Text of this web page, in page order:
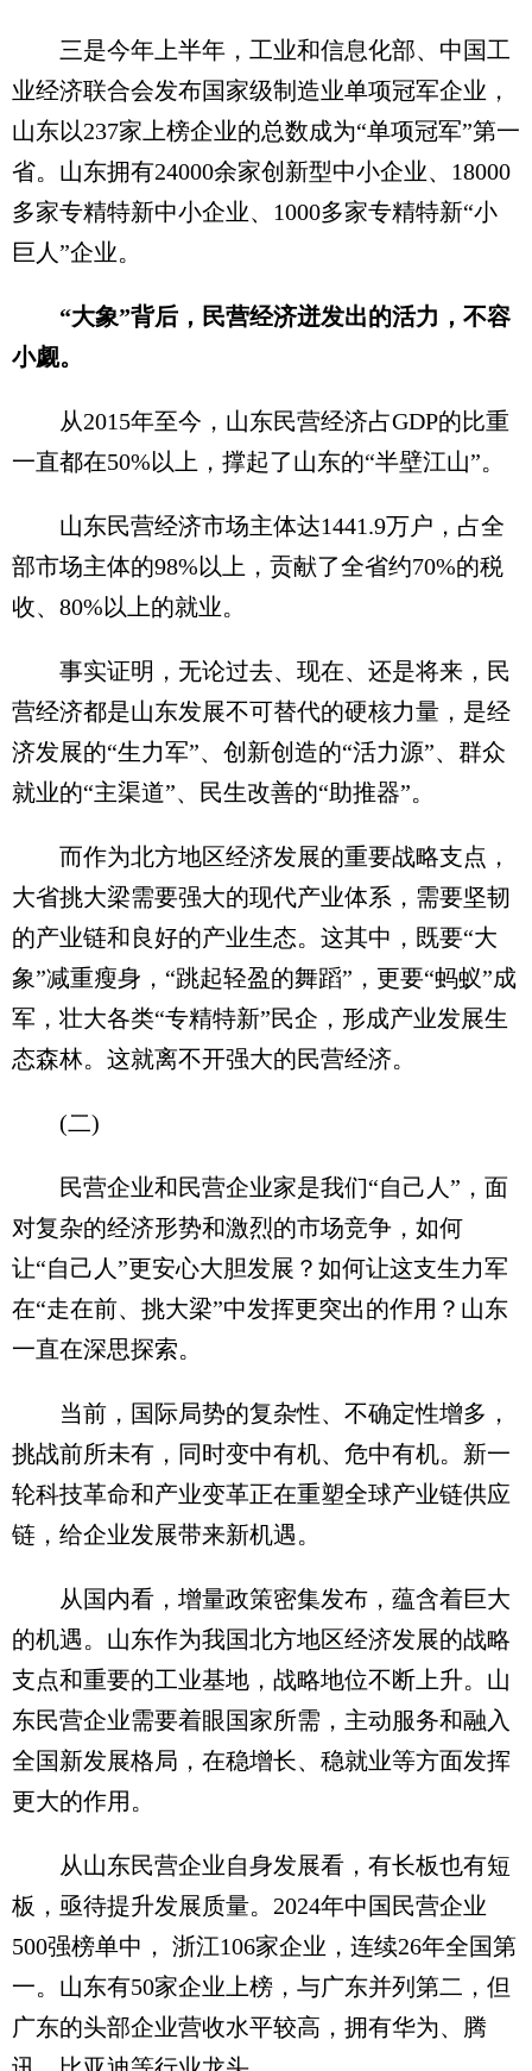
三是今年上半年，工业和信息化部、中国工
业经济联合会发布国家级制造业单项冠军企业，
山东以237家上榜企业的总数成为“单项冠军”第一
省。山东拥有24000余家创新型中小企业、18000
多家专精特新中小企业、1000多家专精特新“小
巨人”企业。
“大象”背后，民营经济迸发出的活力，不容
小觑。
从2015年至今，山东民营经济占GDP的比重
一直都在50%以上，撑起了山东的“半壁江山”。
山东民营经济市场主体达1441.9万户，占全
部市场主体的98%以上，贡献了全省约70%的税
收、80%以上的就业。
事实证明，无论过去、现在、还是将来，民
营经济都是山东发展不可替代的硬核力量，是经
济发展的“生力军”、创新创造的“活力源”、群众
就业的“主渠道”、民生改善的“助推器”。
而作为北方地区经济发展的重要战略支点，
大省挑大梁需要强大的现代产业体系，需要坚韧
的产业链和良好的产业生态。这其中，既要“大
象”减重瘦身，“跳起轻盈的舞蹈”，更要“蚂蚁”成
军，壮大各类“专精特新”民企，形成产业发展生
态森林。这就离不开强大的民营经济。
(二)
民营企业和民营企业家是我们“自己人”，面
对复杂的经济形势和激烈的市场竞争，如何
让“自己人”更安心大胆发展？如何让这支生力军
在“走在前、挑大梁”中发挥更突出的作用？山东
一直在深思探索。
当前，国际局势的复杂性、不确定性增多，
挑战前所未有，同时变中有机、危中有机。新一
轮科技革命和产业变革正在重塑全球产业链供应
链，给企业发展带来新机遇。
从国内看，增量政策密集发布，蕴含着巨大
的机遇。山东作为我国北方地区经济发展的战略
支点和重要的工业基地，战略地位不断上升。山
东民营企业需要着眼国家所需，主动服务和融入
全国新发展格局，在稳增长、稳就业等方面发挥
更大的作用。
从山东民营企业自身发展看，有长板也有短
板，亟待提升发展质量。2024年中国民营企业
500强榜单中， 浙江106家企业，连续26年全国第
一。山东有50家企业上榜，与广东并列第二，但
广东的头部企业营收水平较高，拥有华为、腾